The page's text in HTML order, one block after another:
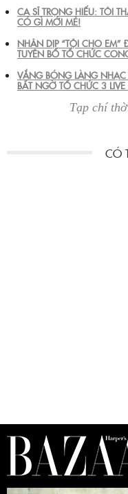
CA SĨ TRỌNG HIẾU: TÔI
CÓ GÌ MỚI MẺ!
NHÂN DỊP “TỘI CHO EM”
TUYÊN BỐ TỔ CHỨC
VẮNG BÓNG LÀNG
BẤT NGỜ TỔ CHỨC 3 LIVE
Tạp chí